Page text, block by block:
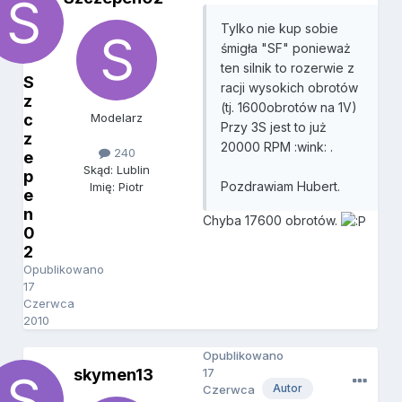
S
z
c
z
e
p
e
n
0
2
Opublikowano
17
Czerwca
2010
Modelarz
240
Skąd: Lublin
Imię: Piotr
Tylko nie kup sobie
śmigła "SF" ponieważ
ten silnik to rozerwie z
racji wysokich obrotów
(tj. 1600obrotów na 1V)
Przy 3S jest to już
20000 RPM :wink: .
Pozdrawiam Hubert.
Chyba 17600 obrotów.
skymen13
Autor
Opublikowano
17
Czerwca